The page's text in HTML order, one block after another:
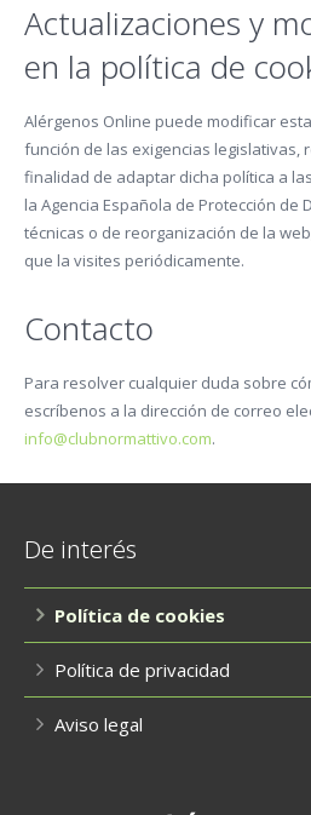
Actualizaciones y
en la política de
Alérgenos Online puede modificar
función de las exigencias legislativas,
finalidad de adaptar dicha política a
la Agencia Española de Protección de
técnicas o de reorganización de la
que la visites periódicamente.
Contacto
Para resolver cualquier duda sobre
escríbenos a la dirección de correo
info@clubnormattivo.com.
De interés
Política de cookies
Política de privacidad
Aviso legal